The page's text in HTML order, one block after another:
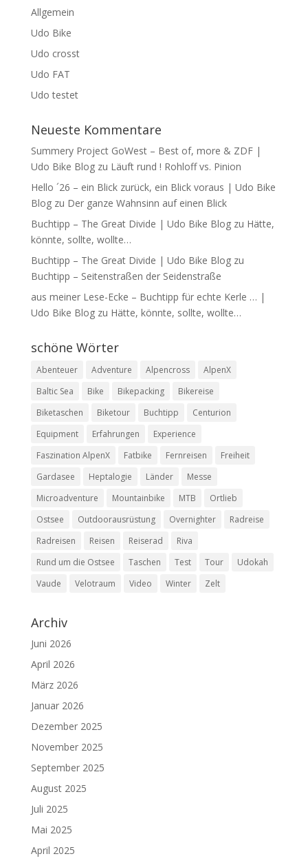
Allgemein
Udo Bike
Udo crosst
Udo FAT
Udo testet
Neueste Kommentare
Summery Project GoWest – Best of, more & ZDF |
Udo Bike Blogzu Läuft rund ! Rohloff vs. Pinion
Hello ´26 – ein Blick zurück, ein Blick voraus | Udo Bike
Blogzu Der ganze Wahnsinn auf einen Blick
Buchtipp – The Great Divide | Udo Bike Blogzu Hätte,
könnte, sollte, wollte…
Buchtipp – The Great Divide | Udo Bike Blogzu
Buchtipp – Seitenstraßen der Seidenstraße
aus meiner Lese-Ecke – Buchtipp für echte Kerle … |
Udo Bike Blogzu Hätte, könnte, sollte, wollte…
schöne Wörter
Abenteuer Adventure Alpencross
AlpenX
Baltic Sea
Bike Bikepacking
Bikereise
Biketaschen
Biketour Buchtipp
Centurion
Equipment
Erfahrungen
Experience
Faszination AlpenX
Fatbike Fernreisen
Freiheit
Gardasee
Heptalogie Länder
Messe
Microadventure
Mountainbike MTB
Ortlieb
Ostsee
Outdoorausrüstung Overnighter
Radreise
Radreisen
Reisen Reiserad
Riva
Rund um die Ostsee
Taschen Test Tour
Udokah
Vaude
Velotraum Video Winter Zelt
Archiv
Juni 2026
April 2026
März 2026
Januar 2026
Dezember 2025
November 2025
September 2025
August 2025
Juli 2025
Mai 2025
April 2025